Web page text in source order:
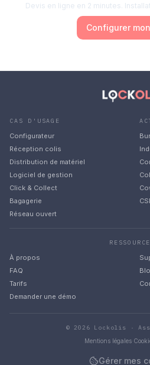
Devis en ligne en 2 minutes.
Configurer
CAS D'USAGE
Configurateur
Réception colis
Distribution de matériel
Logiciel de gestion
Click & Collect
Bagagerie
Réseau ouvert
À propos
FAQ
Tarifs
Demander une démo
©2026 Lockolis ·
Mentions légales
Gérer mes